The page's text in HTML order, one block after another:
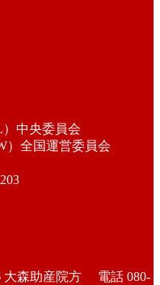
中央委員会
）全国運営委員会
大森助産院方 電話 080-